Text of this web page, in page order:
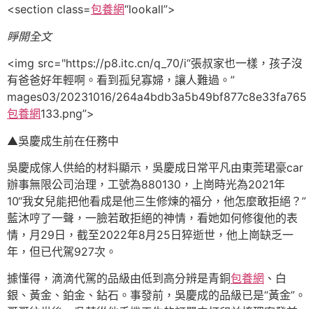
<section class=包養網“lookall”>
睜開全文
<img src="https://p8.itc.cn/q_70/i“張叔家也一樣，孩子沒
有爸爸好年輕啊。看到孤兒寡婦，讓人難過。”
mages03/20231016/264a4bdb3a5b49bf877c8e33fa765
包養網133.png”>
▲吳慶成生前在任務中
吳慶成傢人供給的材料顯示，吳慶成日常平凡由東莞珺豪car
辦事無限公司治理，工號為880130，上崗時光為2021年
10“我女兒能把他看成是他三生修煉的福分，他怎麼敢拒絕？”
藍沐哼了一聲，一臉若敢拒絕的神情，看她如何修復他的表
情，月29日，截至2022年8月25日猝逝世，他上崗缺乏一
年，但已代駕927次。
據懂得，滴滴代駕的品級由低到高分辨是青銅包養網 、白
銀、黃金、鉑金、鉆石。事發前，吳慶成的品級已是“黃金”。